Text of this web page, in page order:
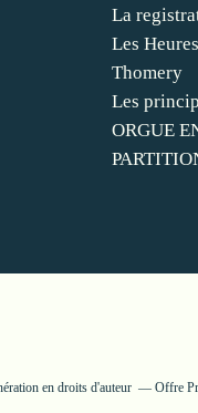
La
Les
Thomery
Les
ORGUE
en droits d'auteur Offre